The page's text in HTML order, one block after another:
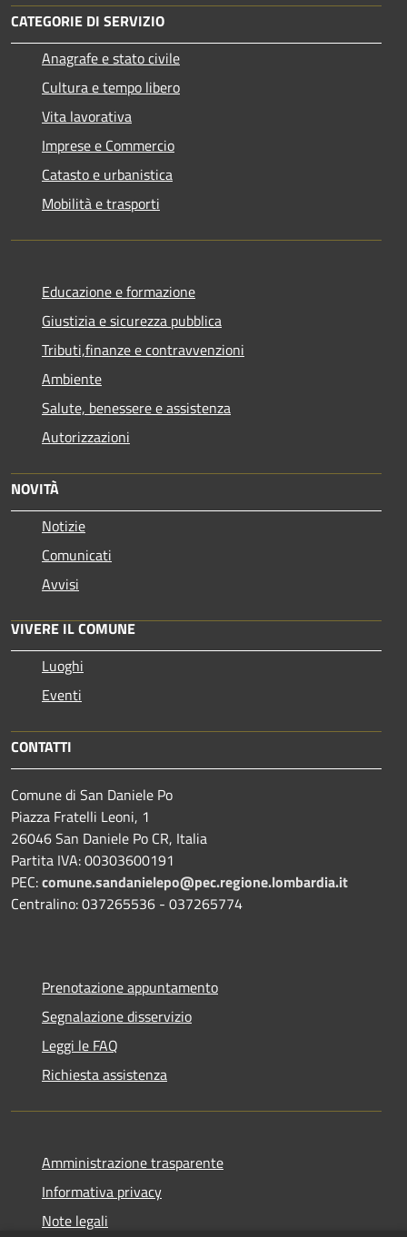
CATEGORIE DI SERVIZIO
Anagrafe e stato civile
Cultura e tempo libero
Vita lavorativa
Imprese e Commercio
Catasto e urbanistica
Mobilità e trasporti
Educazione e formazione
Giustizia e sicurezza pubblica
Tributi,finanze e contravvenzioni
Ambiente
Salute, benessere e assistenza
Autorizzazioni
NOVITÀ
Notizie
Comunicati
Avvisi
VIVERE IL COMUNE
Luoghi
Eventi
CONTATTI
Comune di San Daniele Po
Piazza Fratelli Leoni, 1
26046 San Daniele Po CR, Italia
Partita IVA: 00303600191
PEC:comune.sandanielepo@pec.regione.lombardia.it
Centralino: 037265536 - 037265774
Prenotazione appuntamento
Segnalazione disservizio
Leggi le FAQ
Richiesta assistenza
Amministrazione trasparente
Informativa privacy
Note legali